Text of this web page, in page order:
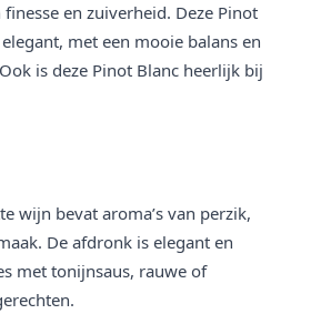
en zuiverheid. Deze Pinot
met een mooie balans en
is deze Pinot Blanc heerlijk bij
wijn bevat aroma’s van perzik,
De afdronk is elegant en
met tonijnsaus, rauwe of